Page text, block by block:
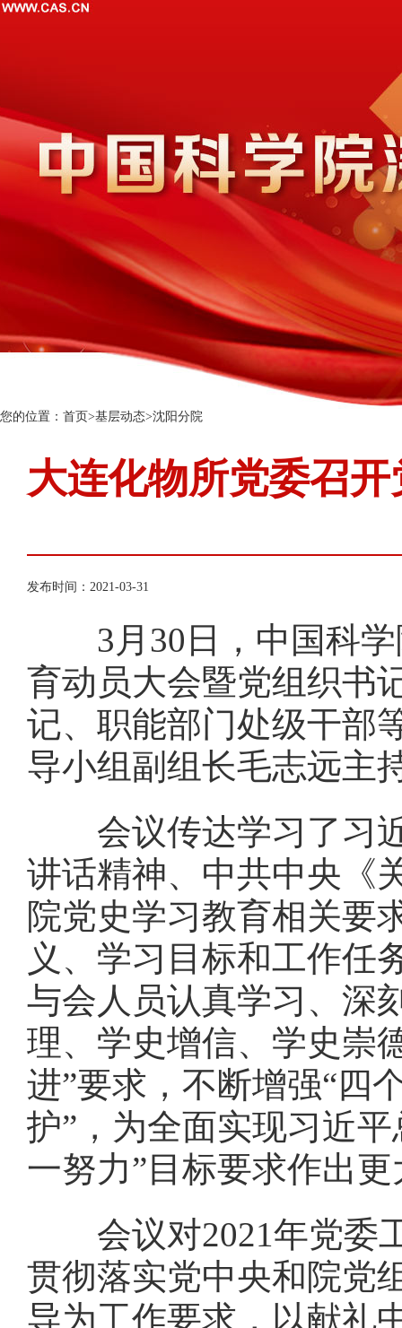
您的位置： 首页>基层动态>沈阳分院
大连化物所党委召
发布时间：2021-03-31
3月30日，中国科学
育动员大会暨党组织书
记、职能部门处级干部
导小组副组长毛志远主
会议传达学习了习近
讲话精神、中共中央《
院党史学习教育相关要
义、学习目标和工作任
与会人员认真学习、深
理、学史增信、学史崇
进”要求，不断增强“四
护”，为全面实现习近
一努力”目标要求作出
会议对2021年党委工
贯彻落实党中央和院党
导为工作要求，以献礼